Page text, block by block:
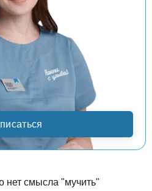
нет смысла "мучить"